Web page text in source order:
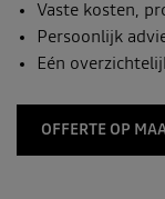
Vaste kosten,
Persoonlijk
Eén
OFFERTE OP